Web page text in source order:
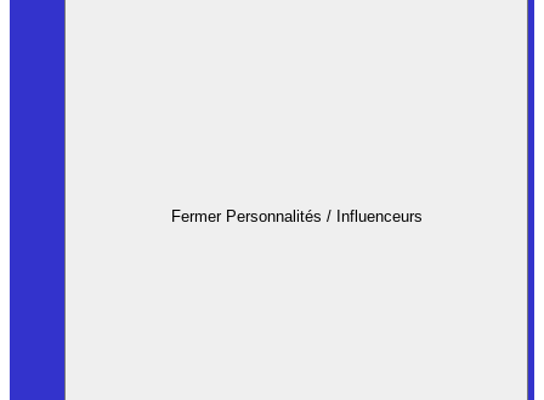
Fermer Personnalités / Influenceurs